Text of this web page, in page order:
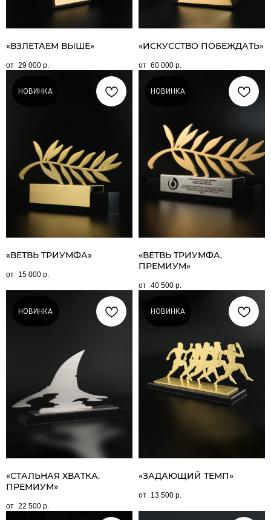
«ВЗЛЕТАЕМ ВЫШЕ»
29 000 р.
«ИСКУССТВО ПОБЕЖДАТЬ»
60 000 р.
НОВИНКА
«ВЕТВЬ ТРИУМФА»
15 000 р.
НОВИНКА
«ВЕТВЬ ТРИУМФА.
ПРЕМИУМ»
40 500 р.
НОВИНКА
«СТАЛЬНАЯ ХВАТКА.
ПРЕМИУМ»
22 500 р.
НОВИНКА
«ЗАДАЮЩИЙ ТЕМП»
13 500 р.